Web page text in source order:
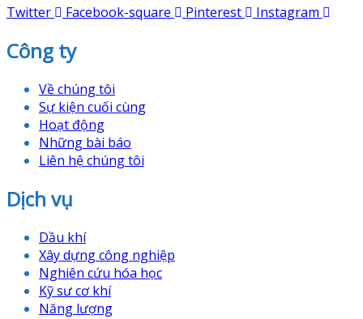
Twitter
Facebook-square Pinterest Instagram
Công ty
Về chúng tôi
Sự kiện cuối cùng
Hoạt động
Những bài báo
Liên hệ chúng tôi
Dịch vụ
Dầu khí
Xây dựng công nghiệp
Nghiên cứu hóa học
Kỹ sư cơ khí
Năng lượng